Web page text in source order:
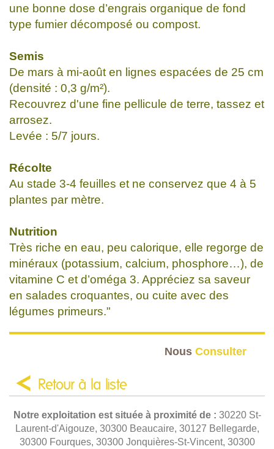
une bonne dose d’engrais organique de fond
type fumier décomposé ou compost.
Semis
De mars à mi-août en lignes espacées de 25 cm
(densité : 0,3 g/m²).
Recouvrez d'une fine pellicule de terre, tassez et
arrosez.
Levée : 5/7 jours.
Récolte
Au stade 3-4 feuilles et ne conservez que 4 à 5
plantes par mètre.
Nutrition
Très riche en eau, peu calorique, elle regorge de
minéraux (potassium, calcium, phosphore…), de
vitamine C et d’oméga 3. Appréciez sa saveur
en salades croquantes, ou cuite avec des
légumes primeurs."
Nous Consulter
Retour à la liste
Notre exploitation est située à proximité de : 30220 St-
Laurent-d'Aigouze, 30300 Beaucaire, 30127 Bellegarde,
30300 Fourques, 30300 Jonquières-St-Vincent, 30300